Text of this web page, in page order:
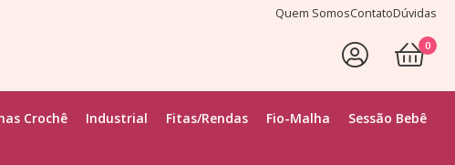
Quem SomosContatoDúvidas
0
Crochê Industrial Fitas/Rendas Fio-Malha Sessão Bebê